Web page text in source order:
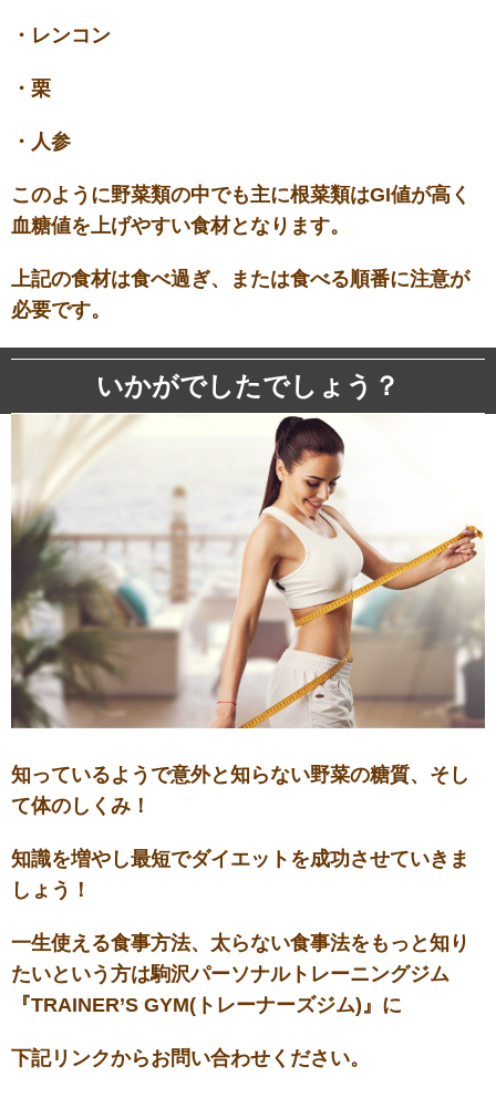
・レンコン
・栗
・人参
このように野菜類の中でも主に根菜類はGI値が高く
血糖値を上げやすい食材となります。
上記の食材は食べ過ぎ、または食べる順番に注意が
必要です。
いかがでしたでしょう？
知っているようで意外と知らない野菜の糖質、そし
て体のしくみ！
知識を増やし最短でダイエットを成功させていきま
しょう！
一生使える食事方法、太らない食事法をもっと知り
たいという方は駒沢パーソナルトレーニングジム
『TRAINER’S GYM(トレーナーズジム)』に
下記リンクからお問い合わせください。